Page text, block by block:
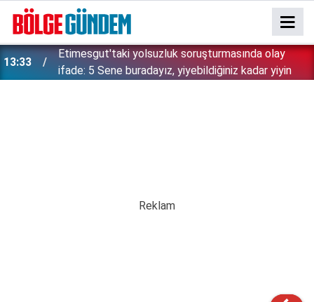
13:33
Etimesgut'taki yolsuzluk soruşturmasında olay
ifade: 5 Sene buradayız, yiyebildiğiniz kadar yiyin